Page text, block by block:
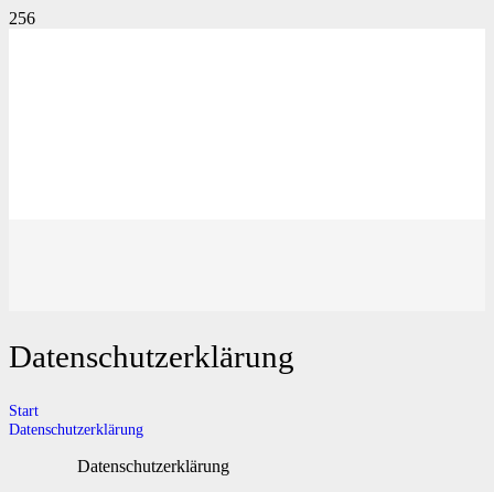
Datenschutzerklärung
Start
Datenschutzerklärung
Datenschutzerklärung